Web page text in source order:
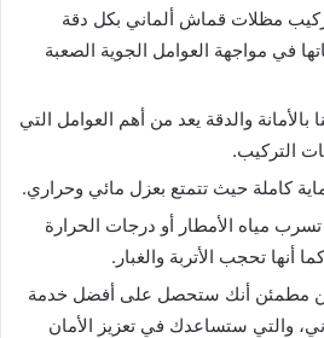
مظلات قماش ألماني بكل دقة
في مواجهة العوامل الجوية الصعبة
بالأمانة والدقة يعد من أهم العوامل التي
التركيب.
كاملة حيث تتمتع بعزل مائي وحراري.
مياه الأمطار أو درجات الحرارة
أنها تحجب الأتربة والغبار.
مطمئن أنك ستحصل على أفضل خدمة
والتي ستساعدك في تعزيز الأمان